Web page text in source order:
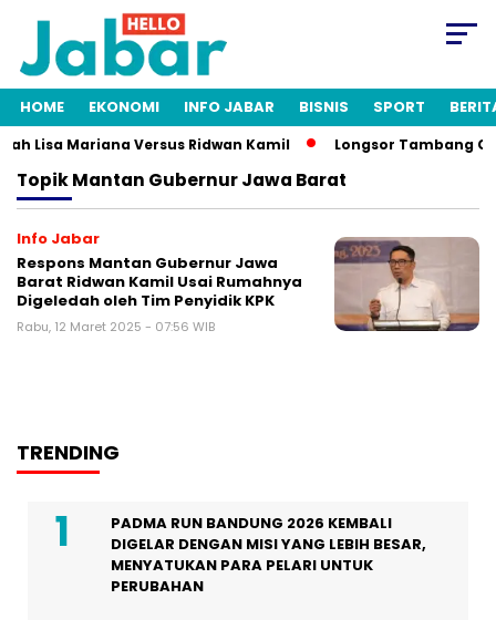
HOME EKONOMI INFO JABAR BISNIS SPORT
Lisa Mariana Versus Ridwan Kamil Longsor Tambang
TopikMantan Gubernur Jawa Barat
Info Jabar
Respons Mantan Gubernur Jawa
Barat Ridwan Kamil Usai Rumahnya
Digeledah oleh Tim Penyidik KPK
Rabu, 12 Maret 2025 - 07:56 WIB
TRENDING
PADMA RUN BANDUNG 2026 KEMBALI
DIGELAR DENGAN MISI YANG LEBIH BESAR,
MENYATUKAN PARA PELARI UNTUK
PERUBAHAN